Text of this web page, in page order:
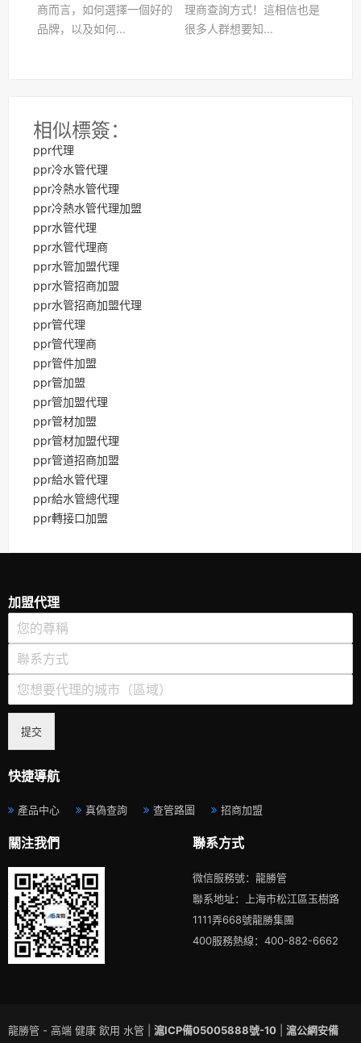
商而言，如何選擇一個好的
品牌，以及如何...
理商查詢方式！這相信也是
很多人群想要知...
相似標簽：
ppr代理
ppr冷水管代理
ppr冷熱水管代理
ppr冷熱水管代理加盟
ppr水管代理
ppr水管代理商
ppr水管加盟代理
ppr水管招商加盟
ppr水管招商加盟代理
ppr管代理
ppr管代理商
ppr管件加盟
ppr管加盟
ppr管加盟代理
ppr管材加盟
ppr管材加盟代理
ppr管道招商加盟
ppr給水管代理
ppr給水管總代理
ppr轉接口加盟
加盟代理
提交
快捷導航
產品中心 真偽查詢 查管路圖 招商加盟
關注我們 聯系方式
微信服務號：龍勝管
聯系地址：上海市松江區玉樹路
1111弄668號龍勝集團
400服務熱線：400-882-6662
龍勝管 - 高端 健康 飲用 水管 | 滬ICP備05005888號-10
滬公網安備